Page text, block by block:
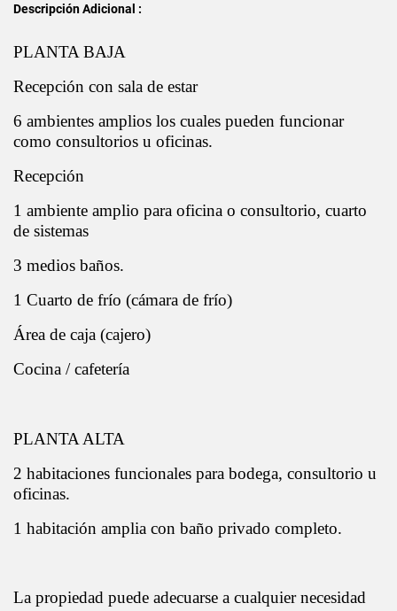
Descripción Adicional :
PLANTA BAJA
Recepción con sala de estar
6 ambientes amplios los cuales pueden funcionar
como consultorios u oficinas.
Recepción
1 ambiente amplio para oficina o consultorio, cuarto
de sistemas
3 medios baños.
1 Cuarto de frío (cámara de frío)
Área de caja (cajero)
Cocina / cafetería
PLANTA ALTA
2 habitaciones funcionales para bodega, consultorio u
oficinas.
1 habitación amplia con baño privado completo.
La propiedad puede adecuarse a cualquier necesidad